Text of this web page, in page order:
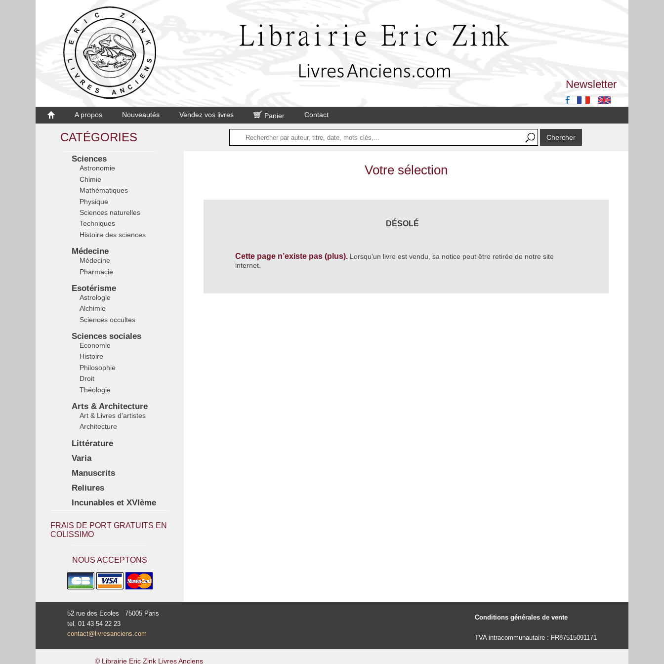
Newsletter
A propos Nouveautés Vendez vos livres Panier Contact
CATÉGORIES
Sciences
Astronomie
Chimie
Mathématiques
Physique
Sciences naturelles
Techniques
Histoire des sciences
Médecine
Médecine
Pharmacie
Esotérisme
Astrologie
Alchimie
Sciences occultes
Sciences sociales
Economie
Histoire
Philosophie
Droit
Théologie
Arts & Architecture
Art & Livres d'artistes
Architecture
Littérature
Varia
Manuscrits
Reliures
Incunables et XVIème
FRAIS DE PORT GRATUITS EN
COLISSIMO
NOUS ACCEPTONS
Votre sélection
DÉSOLÉ
Cette page n’existe pas (plus). Lorsqu'un livre est vendu, sa notice peut être retirée de notre site
internet.
52 rue des Ecoles 75005 Paris
tel. 01 43 54 22 23
contact@livresanciens.com
Conditions générales de vente
TVA intracommunautaire : FR87515091171
© Librairie Eric Zink Livres Anciens